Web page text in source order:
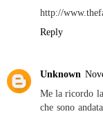
http://
Reply
Unknown
Me la ricordo
che sono